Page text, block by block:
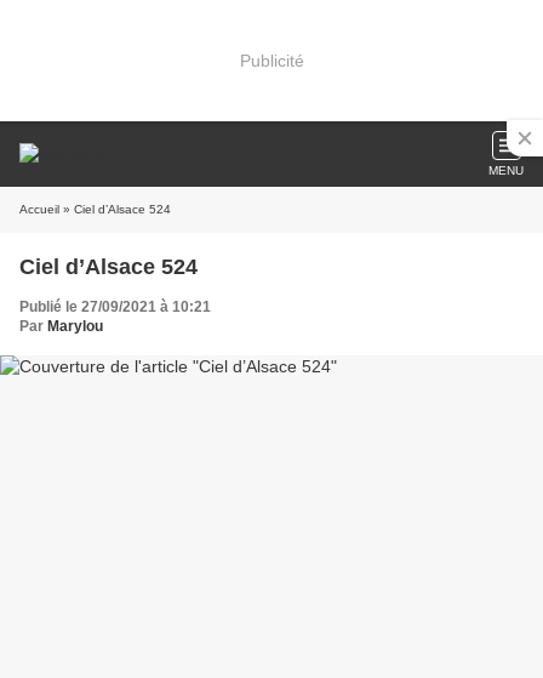
Publicité
MENU
Accueil » Ciel d’Alsace 524
Ciel d’Alsace 524
Publié le 27/09/2021 à 10:21
Par Marylou